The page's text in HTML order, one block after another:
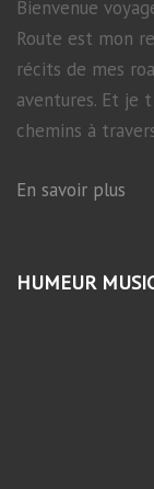
Bienvenue
Route est mon
récits de mes
aventures. Et je
chemins à
En savoir plus
HUMEUR